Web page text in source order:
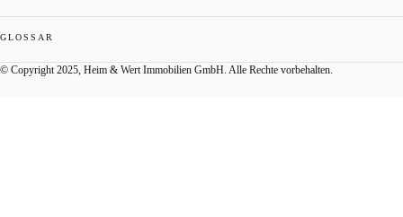
GLOSSAR
© Copyright 2025, Heim & Wert Immobilien GmbH. Alle Rechte vorbehalten.